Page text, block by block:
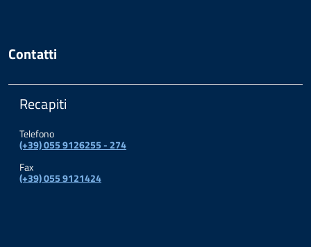
Contatti
Recapiti
Telefono
(+39) 055 9126255 - 274
Fax
(+39) 055 9121424